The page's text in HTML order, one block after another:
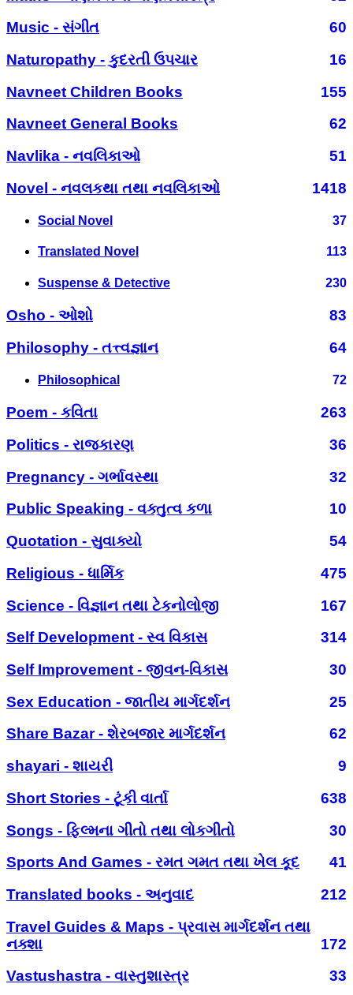
Music - સંગીત
60
Naturopathy - કુદરતી ઉપચાર
16
Navneet Children Books
155
Navneet General Books
62
Navlika - નવલિકાઓ
51
Novel - નવલકથા તથા નવલિકાઓ
1418
Social Novel 37
Translated Novel 113
Suspense & Detective 230
Osho - ઓશો
83
Philosophy - તત્ત્વજ્ઞાન
64
Philosophical 72
Poem - કવિતા
263
Politics - રાજકારણ
36
Pregnancy - ગર્ભાવસ્થા
32
Public Speaking - વક્તુત્વ કળા
10
Quotation - સુવાક્યો
54
Religious - ધાર્મિક
475
Science - વિજ્ઞાન તથા ટેકનોલોજી
167
Self Development - સ્વ વિકાસ
314
Self Improvement - જીવન-વિકાસ
30
Sex Education - જાતીય માર્ગદર્શન
25
Share Bazar - શેરબજાર માર્ગદર્શન
62
shayari - શાયરી
9
Short Stories - ટૂંકી વાર્તા
638
Songs - ફિલ્મના ગીતો તથા લોકગીતો
30
Sports And Games - રમત ગમત તથા ખેલ કૂદ
41
Translated books - અનુવાદ
212
Travel Guides & Maps - પ્રવાસ માર્ગદર્શન તથા
નક્શા
172
Vastushastra - વાસ્તુશાસ્ત્ર
33